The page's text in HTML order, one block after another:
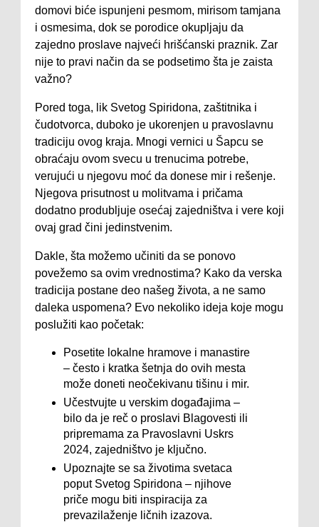
domovi biće ispunjeni pesmom, mirisom tamjana
i osmesima, dok se porodice okupljaju da
zajedno proslave najveći hrišćanski praznik. Zar
nije to pravi način da se podsetimo šta je zaista
važno?
Pored toga, lik Svetog Spiridona, zaštitnika i
čudotvorca, duboko je ukorenjen u pravoslavnu
tradiciju ovog kraja. Mnogi vernici u Šapcu se
obraćaju ovom svecu u trenucima potrebe,
verujući u njegovu moć da donese mir i rešenje.
Njegova prisutnost u molitvama i pričama
dodatno produbljuje osećaj zajedništva i vere koji
ovaj grad čini jedinstvenim.
Dakle, šta možemo učiniti da se ponovo
povežemo sa ovim vrednostima? Kako da verska
tradicija postane deo našeg života, a ne samo
daleka uspomena? Evo nekoliko ideja koje mogu
poslužiti kao početak:
Posetite lokalne hramove i manastire
– često i kratka šetnja do ovih mesta
može doneti neočekivanu tišinu i mir.
Učestvujte u verskim događajima –
bilo da je reč o proslavi Blagovesti ili
pripremama za Pravoslavni Uskrs
2024, zajedništvo je ključno.
Upoznajte se sa životima svetaca
poput Svetog Spiridona – njihove
priče mogu biti inspiracija za
prevazilaženje ličnih izazova.